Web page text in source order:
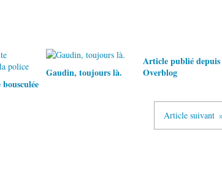
Gaudin, toujours là.
Article publié depuis
Overblog
Article suivant